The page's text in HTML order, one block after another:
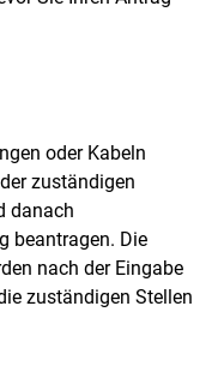
oder Kabeln
zuständigen
danach
beantragen. Die
nach der Eingabe
zuständigen Stellen